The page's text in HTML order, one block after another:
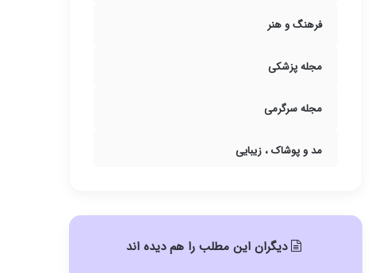
فرهنگ و هنر
مجله پزشکی
مجله سرگرمی
مد و پوشاک ، زیبایی
دیگران این مطلب را هم دیده اند